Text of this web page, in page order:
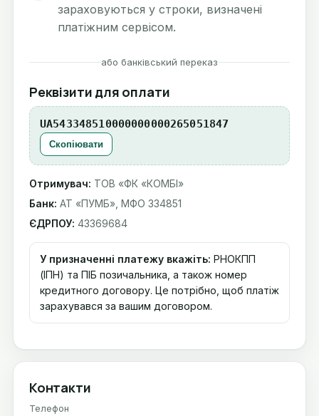
зараховуються у строки, визначені
платіжним сервісом.
або банківський переказ
Реквізити для оплати
UA543348510000000000265051847
Скопіювати
Отримувач: ТОВ «ФК «КОМБІ»
Банк: АТ «ПУМБ», МФО 334851
ЄДРПОУ: 43369684
У призначенні платежу вкажіть: РНОКПП
(ІПН) та ПІБ позичальника, а також номер
кредитного договору. Це потрібно, щоб платіж
зарахувався за вашим договором.
Контакти
Телефон